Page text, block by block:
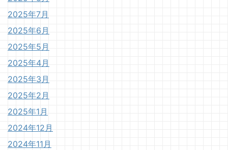
2025年7月
2025年6月
2025年5月
2025年4月
2025年3月
2025年2月
2025年1月
2024年12月
2024年11月